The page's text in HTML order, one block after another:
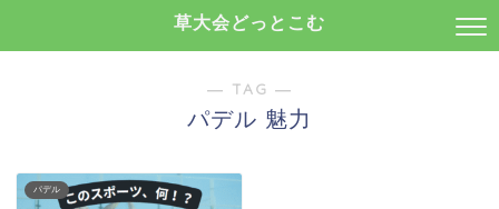
草大会どっとこむ
― TAG ―
パデル 魅力
パデル